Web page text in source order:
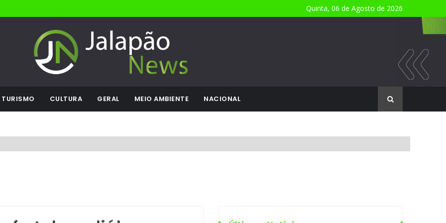
Quinta, 06 de Agosto de 2026
TURISMO CULTURA GERAL MEIO AMBIENTE NACIONAL